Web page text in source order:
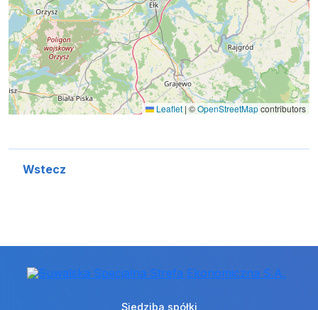
Leaflet | ©OpenStreetMapcontributors
Wstecz
Siedziba spółki